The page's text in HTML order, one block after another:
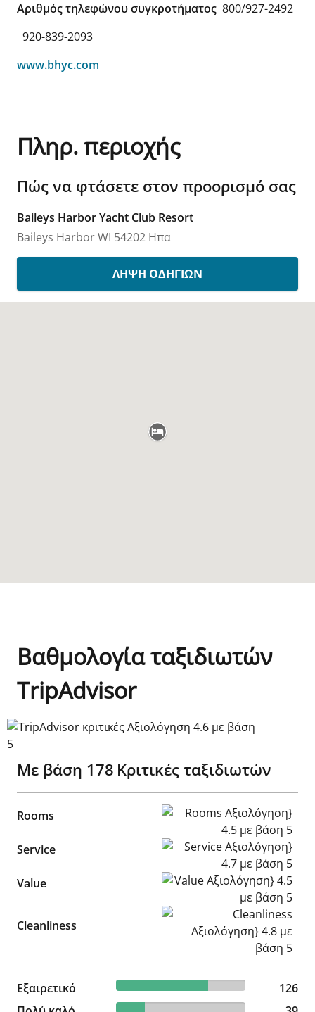
Αριθμός τηλεφώνου συγκροτήματος 800/927-2492
920-839-2093
www.bhyc.com
Πληρ. περιοχής
Πώς να φτάσετε στον προορισμό σας
Baileys Harbor Yacht Club Resort
Baileys HarborWI 54202 Ηπα
ΛΉΨΗ ΟΔΗΓΙΏΝ
Βαθμολογία ταξιδιωτών
TripAdvisor
TripAdvisor κριτικές Αξιολόγηση 4.6 με βάση 5
Με βάση 178 Κριτικές ταξιδιωτών
Rooms Rooms Αξιολόγηση} 4.5 με
Service Service Αξιολόγηση} 4.7 με
Value Value Αξιολόγηση} 4.5 με
Cleanliness
Cleanliness Αξιολόγηση}
Εξαιρετικό 70.79% reviewed Εξαιρετικό
126 reviews
126
21.91% reviewed Πολύ καλό